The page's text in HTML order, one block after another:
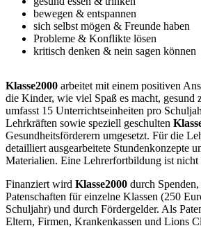
bewegen & entspannen
sich selbst mögen & Freunde haben
Probleme & Konflikte lösen
kritisch denken & nein sagen können
Klasse2000 arbeitet mit einem positiven
die Kinder, wie viel Spaß es macht, gesund
umfasst 15 Unterrichtseinheiten pro
Lehrkräften sowie speziell geschulten
Gesundheitsförderern umgesetzt. Für die
detailliert ausgearbeitete Stundenkonzepte
Materialien. Eine Lehrerfortbildung ist nicht
Finanziert wird Klasse2000 durch
Patenschaften für einzelne Klassen (250
Schuljahr) und durch Fördergelder. Als
Eltern, Firmen, Krankenkassen und Lions